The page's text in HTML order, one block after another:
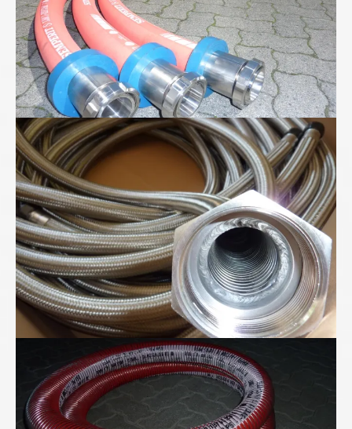
Metall-Ringwellschläuche
"Für Anspruchsvolle" - Folienwickelschlauch mit
PTFE-Seele